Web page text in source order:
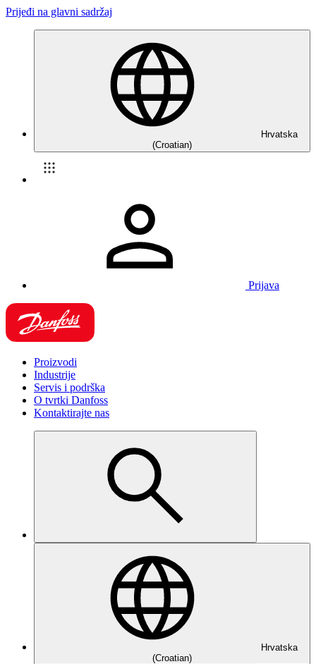
Prijeđi na glavni sadržaj
Hrvatska
(Croatian)
Prijava
Proizvodi
Industrije
Servis i podrška
O tvrtki Danfoss
Kontaktirajte nas
Hrvatska
(Croatian)